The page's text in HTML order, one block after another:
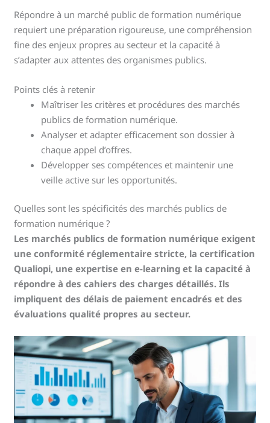
Répondre à un marché public de formation numérique
requiert une préparation rigoureuse, une compréhension
fine des enjeux propres au secteur et la capacité à
s’adapter aux attentes des organismes publics.
Points clés à retenir
Maîtriser les critères et procédures des marchés
publics de formation numérique.
Analyser et adapter efficacement son dossier à
chaque appel d’offres.
Développer ses compétences et maintenir une
veille active sur les opportunités.
Quelles sont les spécificités des marchés publics de
formation numérique ?
Les marchés publics de formation numérique exigent
une conformité réglementaire stricte, la certification
Qualiopi, une expertise en e-learning et la capacité à
répondre à des cahiers des charges détaillés. Ils
impliquent des délais de paiement encadrés et des
évaluations qualité propres au secteur.